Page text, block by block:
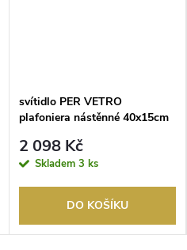
svítidlo PER VETRO
plafoniera nástěnné 40x15cm
2 098 Kč
Skladem 3 ks
DO KOŠÍKU